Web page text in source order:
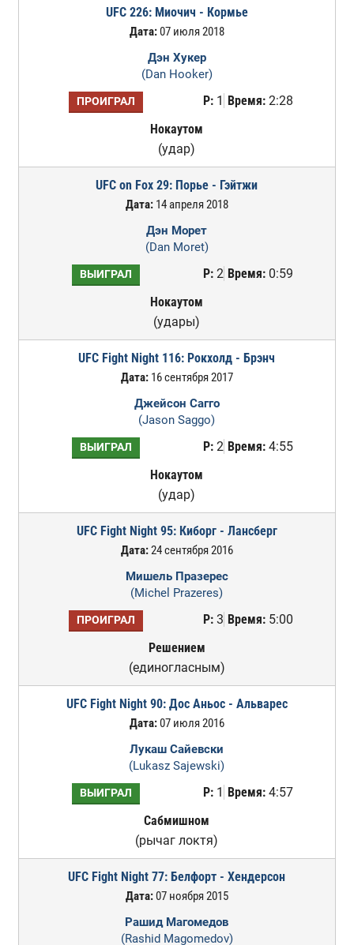
UFC 226: Миочич - Кормье
Дата:07 июля 2018
Дэн Хукер
(Dan Hooker)
ПРОИГРАЛ Р:1 Время:2:28
Нокаутом
(удар)
UFC on Fox 29: Порье - Гэйтжи
Дата:14 апреля 2018
Дэн Морет
(Dan Moret)
ВЫИГРАЛ Р:2 Время:0:59
Нокаутом
(удары)
UFC Fight Night 116: Рокхолд - Брэнч
Дата:16 сентября 2017
Джейсон Сагго
(Jason Saggo)
ВЫИГРАЛ Р:2 Время:4:55
Нокаутом
(удар)
UFC Fight Night 95: Киборг - Лансберг
Дата:24 сентября 2016
Мишель Празерес
(Michel Prazeres)
ПРОИГРАЛ Р:3 Время:5:00
Решением
(единогласным)
UFC Fight Night 90: Дос Аньос - Альварес
Дата:07 июля 2016
Лукаш Сайевски
(Lukasz Sajewski)
ВЫИГРАЛ Р:1 Время:4:57
Сабмишном
(рычаг локтя)
UFC Fight Night 77: Белфорт - Хендерсон
Дата:07 ноября 2015
Рашид Магомедов
(Rashid Magomedov)